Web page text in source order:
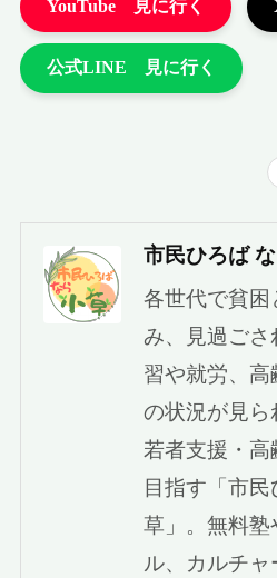
市民ひろば
各世代で貧
み、見過ご
習や就労、
の状況が見ら
若者支援・
目指す「市
草」。無料
ル、カルチ